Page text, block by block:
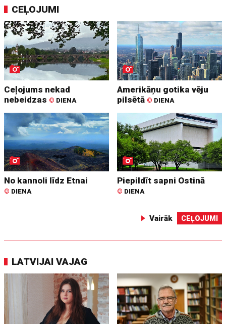
CEĻOJUMI
Ceļojums nekad
nebeidzas © DIENA
Amerikāņu gotika vēju
pilsētā © DIENA
No kannoli līdz Etnai
© DIENA
Piepildīt sapni Ostinā
© DIENA
Vairāk CEĻOJUMI
LATVIJAI VAJAG